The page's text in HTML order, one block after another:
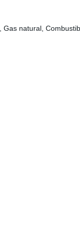
Gas natural,